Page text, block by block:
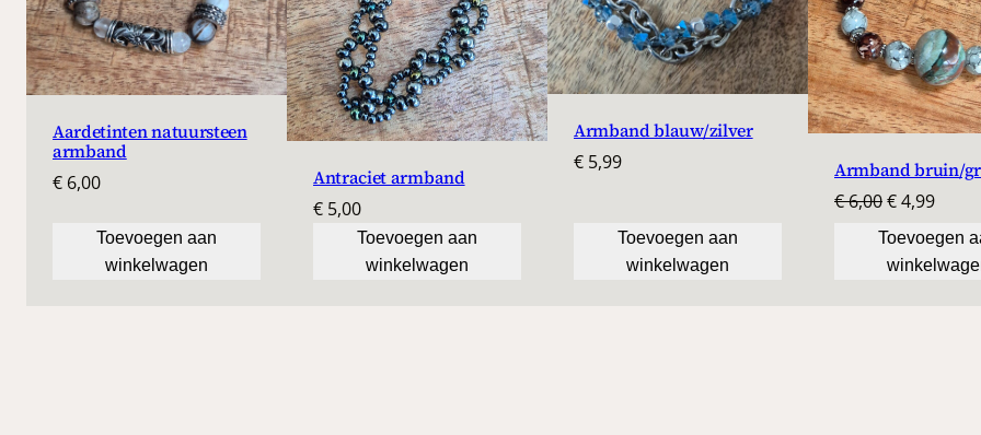
Aardetinten natuursteen
armband
€ 6,00
Toevoegen aan
winkelwagen
Antraciet armband
€ 5,00
Toevoegen aan
winkelwagen
Armband blauw/zilver
€ 5,99
Toevoegen aan
winkelwagen
Armband bruin/
€6,00
prijs
was:
€4,99
is:
€ 4,99.
Toevoegen